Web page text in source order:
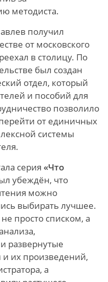
методиста.
получил
от московского
в столицу. По
был создан
отдел, который
и пособий для
позволило
от единичных
системы
серия «Что
убеждён, что
можно
выбирать лучшее.
просто списком, а
развернутые
и их произведений,
а